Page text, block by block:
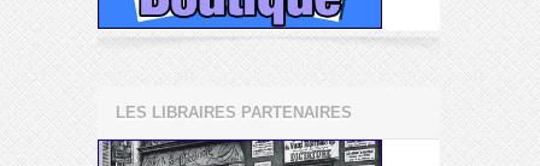
LES LIBRAIRES PARTENAIRES